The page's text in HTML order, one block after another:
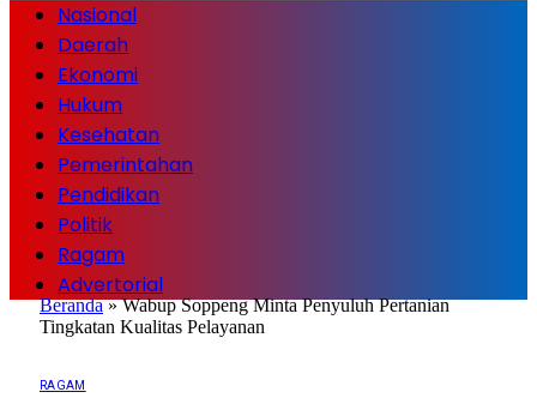
Nasional
Daerah
Ekonomi
Hukum
Kesehatan
Pemerintahan
Pendidikan
Politik
Ragam
Advertorial
Beranda»Wabup Soppeng Minta Penyuluh Pertanian
Tingkatan Kualitas Pelayanan
RAGAM